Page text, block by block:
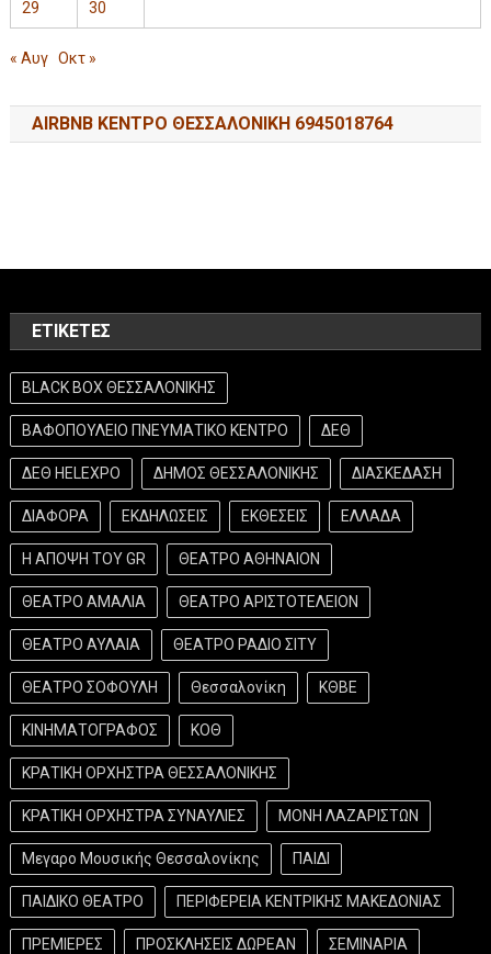
29 30
« Αυγ Οκτ »
AIRBNB ΚΕΝΤΡΟ ΘΕΣΣΑΛΟΝΙΚΗ 6945018764
ΕΤΙΚΈΤΕΣ
BLACK BOX ΘΕΣΣΑΛΟΝΙΚΗΣ
ΒΑΦΟΠΟΥΛΕΙΟ ΠΝΕΥΜΑΤΙΚΟ ΚΕΝΤΡΟ ΔΕΘ
ΔΕΘ HELEXPO ΔΗΜΟΣ ΘΕΣΣΑΛΟΝΙΚΗΣ ΔΙΑΣΚΕΔΑΣΗ
ΔΙΑΦΟΡΑ ΕΚΔΗΛΩΣΕΙΣ ΕΚΘΕΣΕΙΣ ΕΛΛΑΔΑ
Η ΑΠΟΨΗ ΤΟΥ GR ΘΕΑΤΡΟ ΑΘΗΝΑΙΟΝ
ΘΕΑΤΡΟ ΑΜΑΛΙΑ ΘΕΑΤΡΟ ΑΡΙΣΤΟΤΕΛΕΙΟΝ
ΘΕΑΤΡΟ ΑΥΛΑΙΑ ΘΕΑΤΡΟ ΡΑΔΙΟ ΣΙΤΥ
ΘΕΑΤΡΟ ΣΟΦΟΥΛΗ Θεσσαλονίκη ΚΘΒΕ
ΚΙΝΗΜΑΤΟΓΡΑΦΟΣ ΚΟΘ
ΚΡΑΤΙΚΗ ΟΡΧΗΣΤΡΑ ΘΕΣΣΑΛΟΝΙΚΗΣ
ΚΡΑΤΙΚΗ ΟΡΧΗΣΤΡΑ ΣΥΝΑΥΛΙΕΣ ΜΟΝΗ ΛΑΖΑΡΙΣΤΩΝ
Μεγαρο Μουσικής Θεσσαλονίκης ΠΑΙΔΙ
ΠΑΙΔΙΚΟ ΘΕΑΤΡΟ ΠΕΡΙΦΕΡΕΙΑ ΚΕΝΤΡΙΚΗΣ ΜΑΚΕΔΟΝΙΑΣ
ΠΡΕΜΙΕΡΕΣ ΠΡΟΣΚΛΗΣΕΙΣ ΔΩΡΕΑΝ ΣΕΜΙΝΑΡΙΑ